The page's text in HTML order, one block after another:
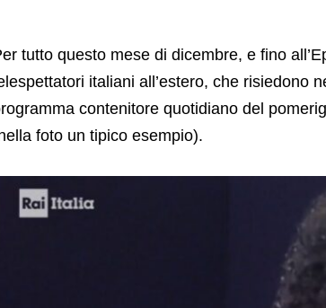
tutto questo mese di dicembre, e fino
italiani all’estero, che risiedono
contenitore quotidiano del
foto un tipico esempio).